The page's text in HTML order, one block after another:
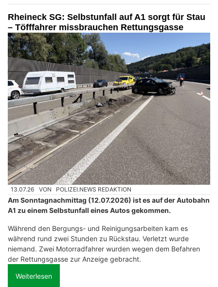
Rheineck SG: Selbstunfall auf A1 sorgt für Stau
– Töfffahrer missbrauchen Rettungsgasse
13.07.26 VON POLIZEI.NEWS REDAKTION
Am Sonntagnachmittag (12.07.2026) ist es auf der Autobahn
A1 zu einem Selbstunfall eines Autos gekommen.
Während den Bergungs- und Reinigungsarbeiten kam es
während rund zwei Stunden zu Rückstau. Verletzt wurde
niemand. Zwei Motorradfahrer wurden wegen dem Befahren
der Rettungsgasse zur Anzeige gebracht.
Weiterlesen